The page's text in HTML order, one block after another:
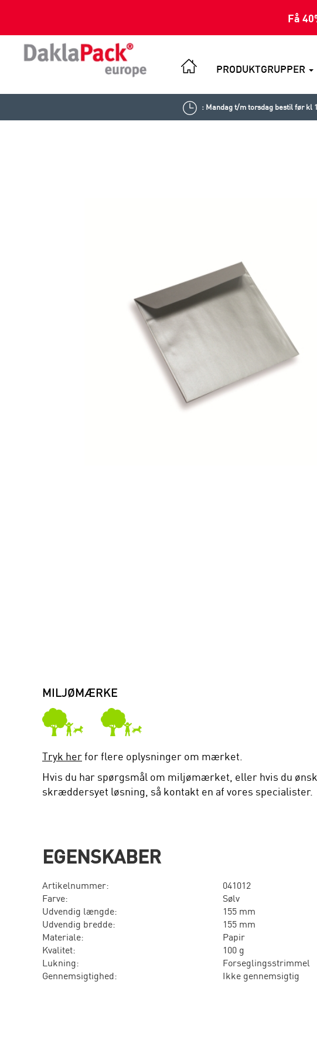
Få
PRODUKTGRUPPER
: Mandag t/m torsdag bestil før kl
MILJØMÆRKE
Tryk herfor flere oplysninger om mærket.
Hvis du har spørgsmål om miljømærket, eller hvis du
skræddersyet løsning, så kontakt en af vores specialister.
EGENSKABER
Artikelnummer:
041012
Farve:
Sølv
Udvendig længde:
155 mm
Udvendig bredde:
155 mm
Materiale:
Papir
Kvalitet:
100 g
Lukning:
Forseglingsstrimmel
Gennemsigtighed:
Ikke gennemsigtig